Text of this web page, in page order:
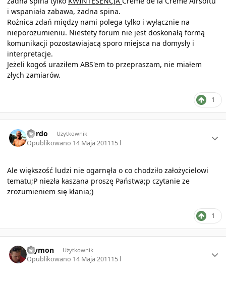
i wspaniała zabawa, żadna spina.
Rożnica zdań między nami polega tylko i wyłącznie na
nieporozumieniu. Niestety forum nie jest doskonałą formą
komunikacji pozostawiajacą sporo miejsca na domysły i
interpretacje.
Jeżeli kogoś uraziłem ABS'em to przepraszam, nie miałem
złych zamiarów.
1
kordo Użytkownik
Opublikowano 14 Maja 201115 l
Ale większość ludzi nie ogarnęła o co chodziło założycielowi
tematu;P niezła kaszana proszę Państwa;p czytanie ze
zrozumieniem się kłania;)
1
szymon Użytkownik
Opublikowano 14 Maja 201115 l